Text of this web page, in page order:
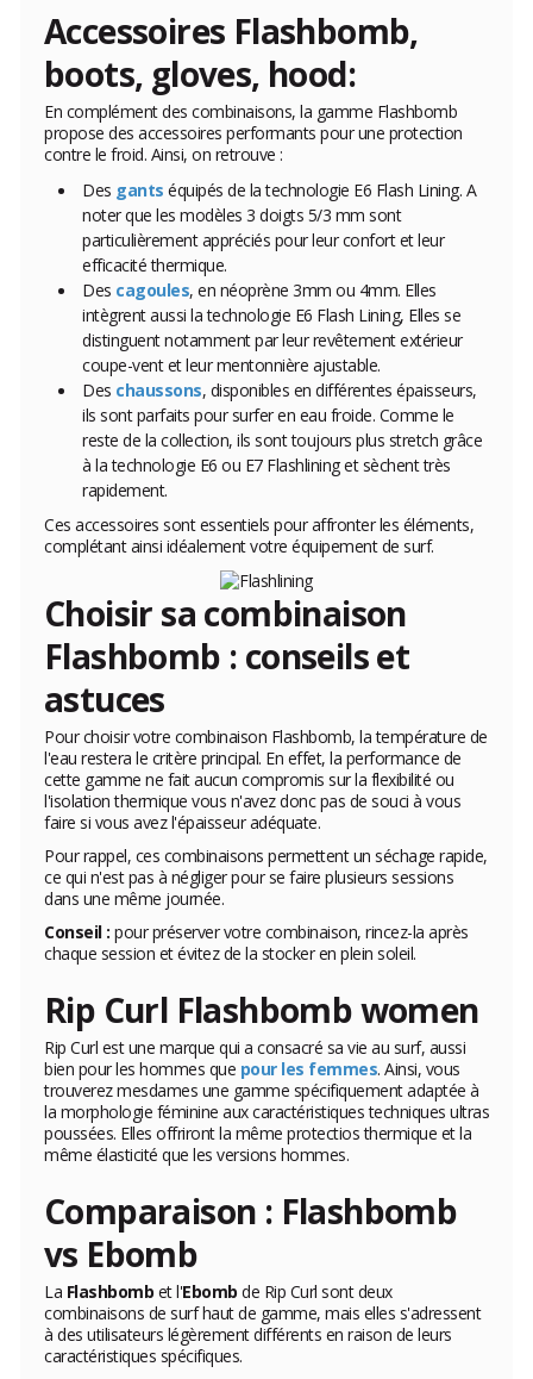
Accessoires Flashbomb,
boots, gloves, hood:
En complément des combinaisons, la gamme Flashbomb
propose des accessoires performants pour une protection
contre le froid. Ainsi, on retrouve :
Des gants équipés de la technologie E6 Flash Lining. A
noter que les modèles 3 doigts 5/3 mm sont
particulièrement appréciés pour leur confort et leur
efficacité thermique.
Des cagoules, en néoprène 3mm ou 4mm. Elles
intègrent aussi la technologie E6 Flash Lining, Elles se
distinguent notamment par leur revêtement extérieur
coupe-vent et leur mentonnière ajustable.
Des chaussons, disponibles en différentes épaisseurs,
ils sont parfaits pour surfer en eau froide. Comme le
reste de la collection, ils sont toujours plus stretch grâce
à la technologie E6 ou E7 Flashlining et sèchent très
rapidement.
Ces accessoires sont essentiels pour affronter les éléments,
complétant ainsi idéalement votre équipement de surf.
Choisir sa combinaison
Flashbomb : conseils et
astuces
Pour choisir votre combinaison Flashbomb, la température de
l'eau restera le critère principal. En effet, la performance de
cette gamme ne fait aucun compromis sur la flexibilité ou
l'isolation thermique vous n'avez donc pas de souci à vous
faire si vous avez l'épaisseur adéquate.
Pour rappel, ces combinaisons permettent un séchage rapide,
ce qui n'est pas à négliger pour se faire plusieurs sessions
dans une même journée.
Conseil : pour préserver votre combinaison, rincez-la après
chaque session et évitez de la stocker en plein soleil.
Rip Curl Flashbomb women
Rip Curl est une marque qui a consacré sa vie au surf, aussi
bien pour les hommes que pour les femmes. Ainsi, vous
trouverez mesdames une gamme spécifiquement adaptée à
la morphologie féminine aux caractéristiques techniques ultras
poussées. Elles offriront la même protectios thermique et la
même élasticité que les versions hommes.
Comparaison : Flashbomb
vs Ebomb
La Flashbomb et l'Ebomb de Rip Curl sont deux
combinaisons de surf haut de gamme, mais elles s'adressent
à des utilisateurs légèrement différents en raison de leurs
caractéristiques spécifiques.